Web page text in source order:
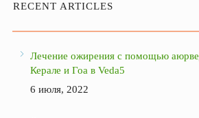
RECENT ARTICLES
Лечение ожирения с помощью
Керале и Гоа в Veda5
6 июля, 2022